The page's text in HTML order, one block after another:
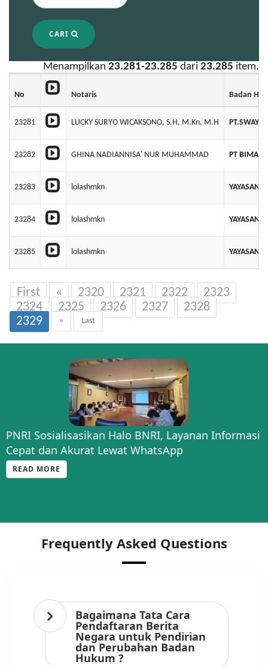
CARI
Menampilkan 23.281-23.285 dari 23.285 item.
No Notaris Badan
23281 LUCKY SURYO WICAKSONO, S.H, M.Kn, M.H
23282 GHINA NADIANNISA' NUR MUHAMMAD PT BIMA
23283 lolashmkn YAYASAN
23284 lolashmkn YAYASAN
23285 lolashmkn YAYASAN
First « 2320 2321 2322
2323
2324
2325 2326 2327
2328
2329
» Last
PNRI Sosialisasikan Halo BNRI, Layanan Informasi
Cepat dan Akurat Lewat WhatsApp
READ MORE
Frequently Asked Questions
Bagaimana Tata Cara
Pendaftaran Berita
Negara untuk Pendirian
dan Perubahan Badan
Hukum ?